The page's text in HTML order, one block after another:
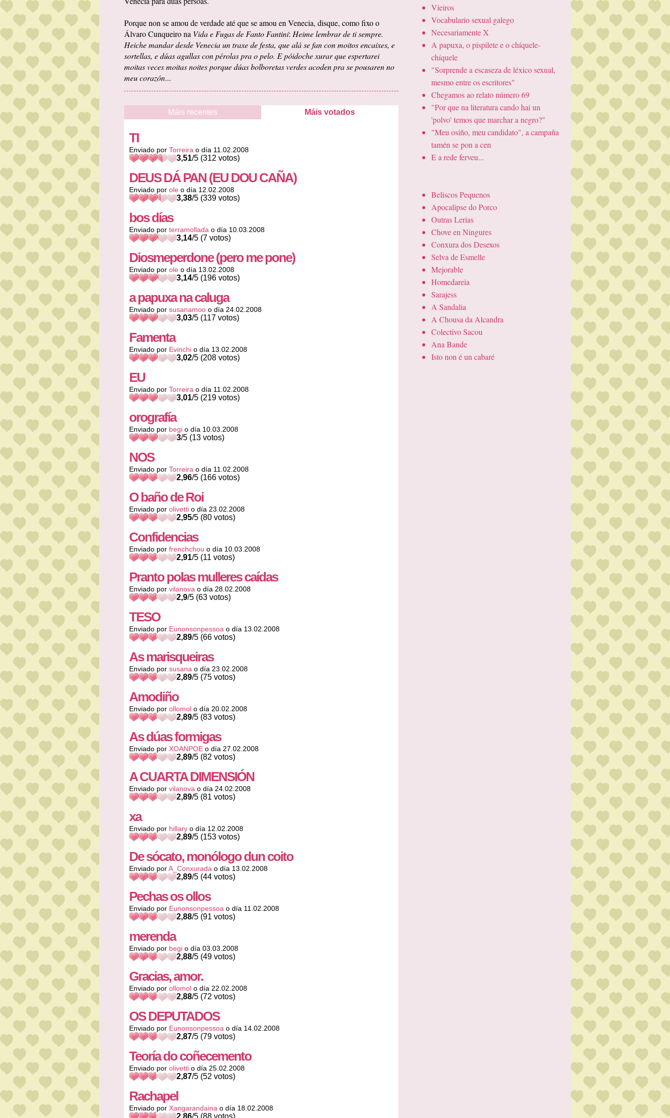
Porque non se amou de verdade até que se amou en Venecia, disque, como fixo o
Álvaro Cunqueiro na Vida e Fugas de Fanto Fantini: Heime lembrar de ti sempre.
Heiche mandar desde Venecia un traxe de festa, que alá se fan con moitos encaixes, e
sortellas, e dúas agullas con pérolas pra o pelo. E póidoche xurar que espertarei
moitas veces moitas noites porque dúas bolboretas verdes acoden pra se pousaren no
meu corazón...
Máis recentes Máis votados
TI
Enviado por Torreira o día 11.02.2008
3,51/5 (312 votos)
DEUS DÁ PAN (EU DOU CAÑA)
Enviado por ole o día 12.02.2008
3,38/5 (339 votos)
bos días
Enviado por terramollada o día 10.03.2008
3,14/5 (7 votos)
Diosmeperdone (pero me pone)
Enviado por ole o día 13.02.2008
3,14/5 (196 votos)
a papuxa na caluga
Enviado por susanamoo o día 24.02.2008
3,03/5 (117 votos)
Famenta
Enviado por Evinchi o día 13.02.2008
3,02/5 (208 votos)
EU
Enviado por Torreira o día 11.02.2008
3,01/5 (219 votos)
orografía
Enviado por begi o día 10.03.2008
3/5 (13 votos)
NOS
Enviado por Torreira o día 11.02.2008
2,96/5 (166 votos)
O baño de Roi
Enviado por olivetti o día 23.02.2008
2,95/5 (80 votos)
Confidencias
Enviado por frenchchou o día 10.03.2008
2,91/5 (11 votos)
Pranto polas mulleres caídas
Enviado por vilanova o día 28.02.2008
2,9/5 (63 votos)
TESO
Enviado por Eunonsonpessoa o día 13.02.2008
2,89/5 (66 votos)
As marisqueiras
Enviado por susana o día 23.02.2008
2,89/5 (75 votos)
Amodiño
Enviado por ollomol o día 20.02.2008
2,89/5 (83 votos)
As dúas formigas
Enviado por XOANPOE o día 27.02.2008
2,89/5 (82 votos)
A CUARTA DIMENSIÓN
Enviado por vilanova o día 24.02.2008
2,89/5 (81 votos)
xa
Enviado por hillary o día 12.02.2008
2,89/5 (153 votos)
De sócato, monólogo dun coito
Enviado porA_Conxurada o día 13.02.2008
2,89/5 (44 votos)
Pechas os ollos
Enviado por Eunonsonpessoa o día 11.02.2008
2,88/5 (91 votos)
merenda
Enviado por begi o día 03.03.2008
2,88/5 (49 votos)
Gracias, amor.
Enviado por ollomol o día 22.02.2008
2,88/5 (72 votos)
OS DEPUTADOS
Enviado por Eunonsonpessoa o día 14.02.2008
2,87/5 (79 votos)
Teoría do coñecemento
Enviado por olivetti o día 25.02.2008
2,87/5 (52 votos)
Rachapel
Enviado por Xangarandaina o día 18.02.2008
2,86/5 (88 votos)
Vieiros
Vocabulario sexual galego
Necesariamente X
A papuxa, o pispilete e o chíquele-
chíquele
"Sorprende a escaseza de léxico sexual,
mesmo entre os escritores"
Chegamos ao relato número 69
"Por que na literatura cando hai un
'polvo' temos que marchar a negro?"
"Meu osiño, meu candidato", a campaña
tamén se pon a cen
E a rede ferveu...
Beliscos Pequenos
Apocalipse do Porco
Outras Lerias
Chove en Ningures
Conxura dos Desexos
Selva de Esmelle
Mejorable
Homedareia
Sarajess
A Sandalia
A Chousa da Alcandra
Colectivo Sacou
Ana Bande
Isto non é un cabaré